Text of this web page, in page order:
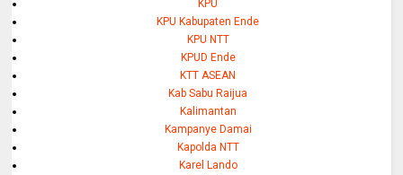
KPU
KPU Kabupaten Ende
KPU NTT
KPUD Ende
KTT ASEAN
Kab Sabu Raijua
Kalimantan
Kampanye Damai
Kapolda NTT
Karel Lando